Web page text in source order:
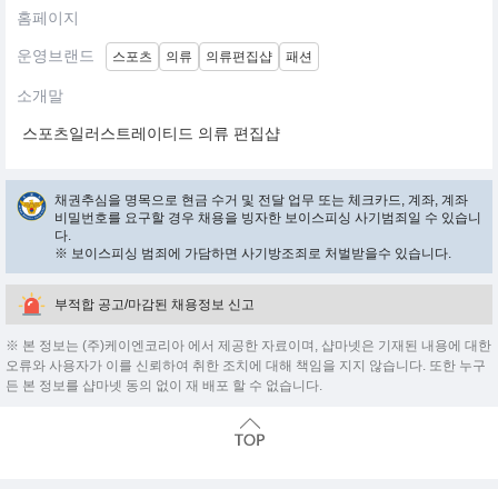
홈페이지
운영브랜드 스포츠 의류 의류편집샵 패션
소개말
스포츠일러스트레이티드 의류 편집샵
채권추심을 명목으로 현금 수거 및 전달 업무 또는 체크카드, 계좌, 계좌
비밀번호를 요구할 경우 채용을 빙자한 보이스피싱 사기범죄일 수 있습니
다.
※ 보이스피싱 범죄에 가담하면 사기방조죄로 처벌받을수 있습니다.
부적합 공고/마감된 채용정보 신고
※ 본 정보는 (주)케이엔코리아 에서 제공한 자료이며, 샵마넷은 기재된 내용에 대한
오류와 사용자가 이를 신뢰하여 취한 조치에 대해 책임을 지지 않습니다. 또한 누구
든 본 정보를 샵마넷 동의 없이 재 배포 할 수 없습니다.